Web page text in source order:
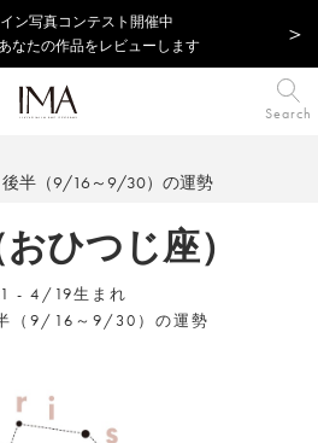
ン写真コンテスト開催中
なたの作品をレビューします
Search
後半（9/16～9/30）の運勢
ひつじ座）
- 4/19生まれ
（9/16～9/30）の運勢